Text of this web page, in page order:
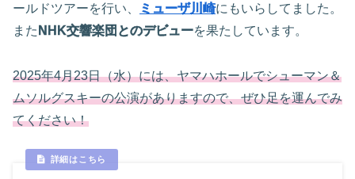
ールドツアーを行い、
ミューザ川崎にもいらしてました。
また NHK交響楽団とのデビューを果たしています。
2025年4月23日（水）には、ヤマハホールでシューマン＆
ムソルグスキーの公演がありますので、ぜひ足を運んでみ
てください！